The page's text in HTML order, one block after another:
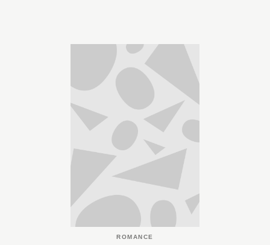
ROMANCE